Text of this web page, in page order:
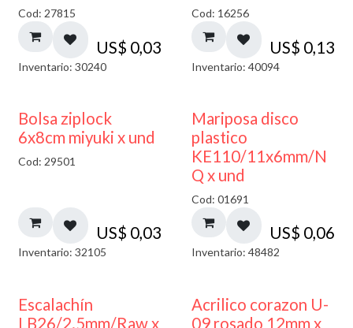
Cod: 27815
US$ 0,03
Inventario: 30240
Cod: 16256
US$ 0,13
Inventario: 40094
¡NUEVO!
Bolsa ziplock
6x8cm miyuki x und
Cod: 29501
US$ 0,03
Inventario: 32105
Mariposa disco
plastico
KE110/11x6mm/N
Q x und
Cod: 01691
US$ 0,06
Inventario: 48482
Escalachín
LB26/2.5mm/Raw x
Acrilico corazon U-
09 rosado 12mm x